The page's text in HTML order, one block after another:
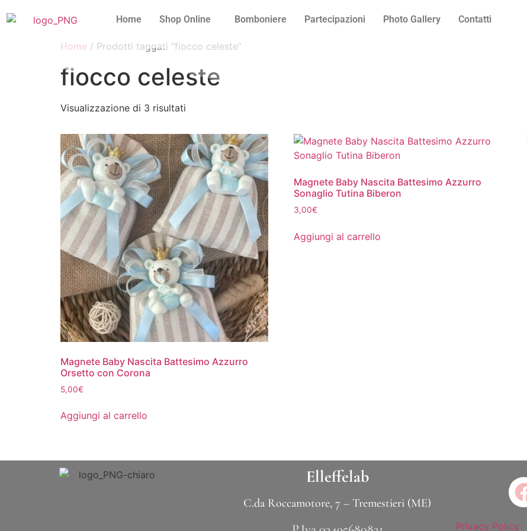
Home Shop Online Bomboniere Partecipazioni Photo Gallery Contatti
Home / Prodotti taggati “fiocco celeste”
fiocco celeste
Visualizzazione di 3 risultati
Magnete Baby Nascita Battesimo Azzurro
Orsetto con Corona
5,00€
Aggiungi al carrello
Magnete Baby Nascita Battesimo Azzurro
Sonaglio Tutina Biberon
3,00€
Aggiungi al carrello
Elleffelab
C.da Roccamotore, 7 – Tremestieri (ME)
Privacy Policy